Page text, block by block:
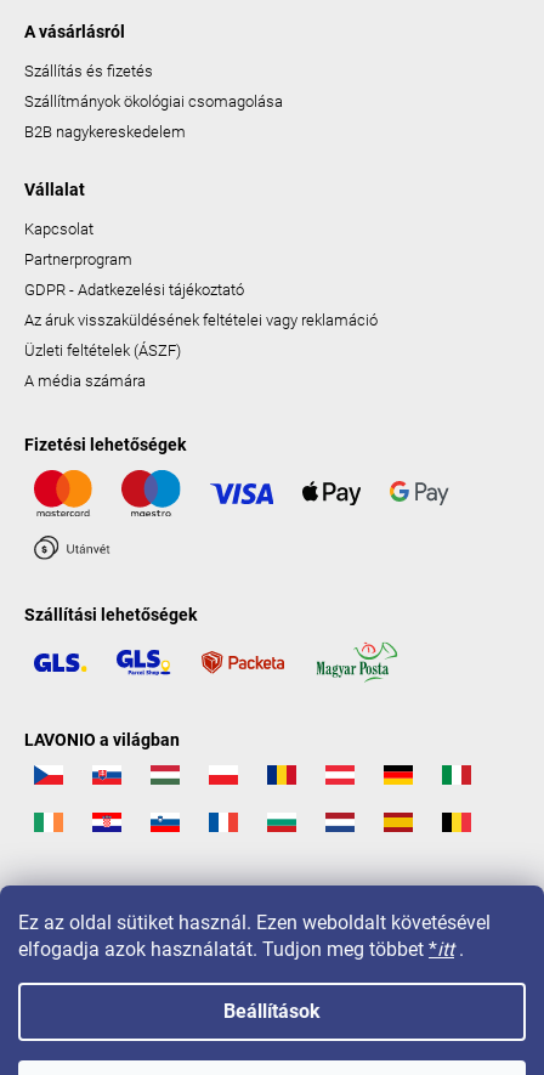
Ez az oldal sütiket használ. Ezen weboldalt követésével
elfogadja azok használatát. Tudjon meg többet *itt.
Beállítások
A vásárlásról
Szállítás és fizetés
Szállítmányok ökológiai csomagolása
B2B nagykereskedelem
Vállalat
Kapcsolat
Partnerprogram
GDPR - Adatkezelési tájékoztató
Az áruk visszaküldésének feltételei vagy reklamáció
Üzleti feltételek (ÁSZF)
A média számára
Fizetési lehetőségek
Szállítási lehetőségek
LAVONIO a világban
Copyright 2026 LAVONIO.hu. Minden jog fenntartva.